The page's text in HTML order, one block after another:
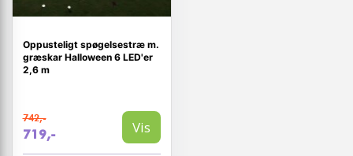
Oppusteligt spøgelsestræ m.
græskar Halloween 6 LED'er
2,6 m
742,-
719,- Vis